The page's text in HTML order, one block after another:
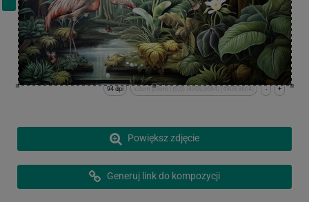
+
-
x:0cm y:0cm | (0,0) (4909,3664) (4909,3664)
94 dpi
Powiększ zdjęcie
Generuj link do kompozycji